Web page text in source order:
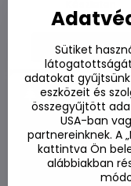
5640 Ft
Kosárba
Sütiket
adatokat
eszközeit és
összegyűjtött
USA-ban
partnereinknek. A
kattintva Ön
alábbiakban